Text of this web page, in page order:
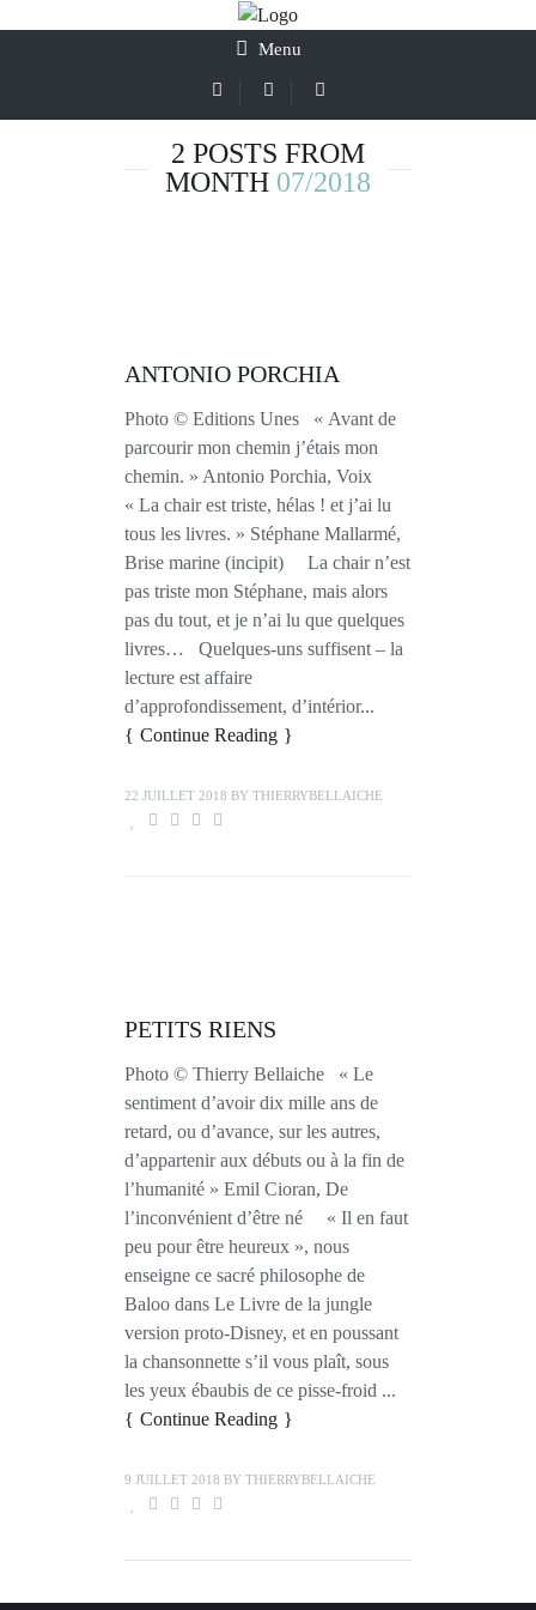
Menu
2 POSTS FROM
MONTH 07/2018
ANTONIO PORCHIA
Photo © Editions Unes « Avant de
parcourir mon chemin j’étais mon
chemin. » Antonio Porchia, Voix
« La chair est triste, hélas ! et j’ai lu
tous les livres. » Stéphane Mallarmé,
Brise marine (incipit) La chair n’est
pas triste mon Stéphane, mais alors
pas du tout, et je n’ai lu que quelques
livres… Quelques-uns suffisent – la
lecture est affaire
d’approfondissement, d’intérior...
Continue Reading
22 JUILLET 2018 BY THIERRYBELLAICHE
PETITS RIENS
Photo © Thierry Bellaiche « Le
sentiment d’avoir dix mille ans de
retard, ou d’avance, sur les autres,
d’appartenir aux débuts ou à la fin de
l’humanité » Emil Cioran, De
l’inconvénient d’être né « Il en faut
peu pour être heureux », nous
enseigne ce sacré philosophe de
Baloo dans Le Livre de la jungle
version proto-Disney, et en poussant
la chansonnette s’il vous plaît, sous
les yeux ébaubis de ce pisse-froid ...
Continue Reading
9 JUILLET 2018 BY THIERRYBELLAICHE